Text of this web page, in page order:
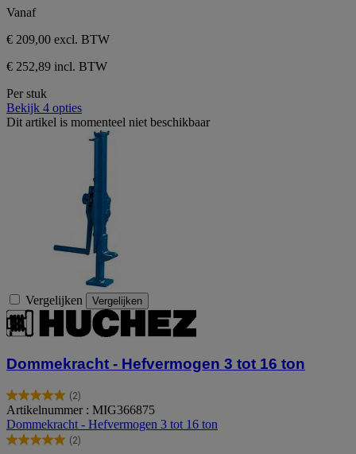
Vanaf
€ 209,00 excl. BTW
€ 252,89 incl. BTW
Per stuk
Bekijk 4 opties
Dit artikel is momenteel niet beschikbaar
Vergelijken Vergelijken
Dommekracht - Hefvermogen 3 tot 16 ton
(2)
5.0
van
de
5
Artikelnummer : MIG366875
Dommekracht - Hefvermogen 3 tot 16 ton
(2)
5.0